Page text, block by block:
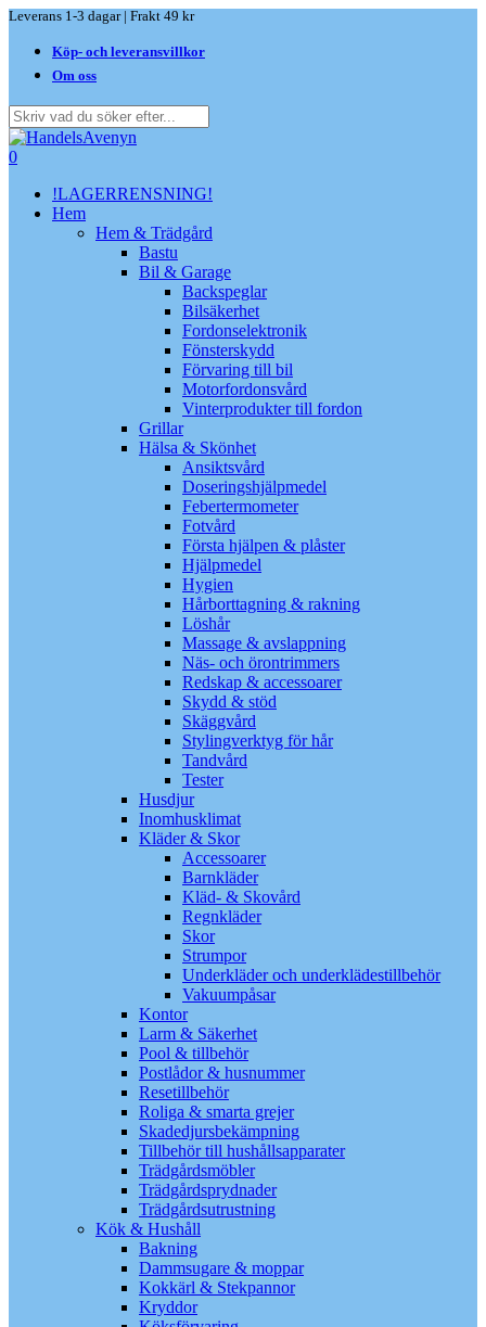
Skip
main
content
Leverans 1-3 dagar | Frakt 49 kr
Köp- och leveransvillkor
Om oss
Close
Search
search
0
!LAGERRENSNING!
Hem
Hem & Trädgård
Bastu
Bil & Garage
Backspeglar
Bilsäkerhet
Fordonselektronik
Fönsterskydd
Förvaring till bil
Motorfordonsvård
Vinterprodukter till fordon
Grillar
Hälsa & Skönhet
Ansiktsvård
Doseringshjälpmedel
Febertermometer
Fotvård
Första hjälpen & plåster
Hjälpmedel
Hygien
Hårborttagning & rakning
Löshår
Massage & avslappning
Näs- och örontrimmers
Redskap & accessoarer
Skydd & stöd
Skäggvård
Stylingverktyg för hår
Tandvård
Tester
Husdjur
Inomhusklimat
Kläder & Skor
Accessoarer
Barnkläder
Kläd- & Skovård
Regnkläder
Skor
Strumpor
Underkläder och underklädestillbehör
Vakuumpåsar
Kontor
Larm & Säkerhet
Pool & tillbehör
Postlådor & husnummer
Resetillbehör
Roliga & smarta grejer
Skadedjursbekämpning
Tillbehör till hushållsapparater
Trädgårdsmöbler
Trädgårdsprydnader
Trädgårdsutrustning
Kök & Hushåll
Bakning
Dammsugare & moppar
Kokkärl & Stekpannor
Kryddor